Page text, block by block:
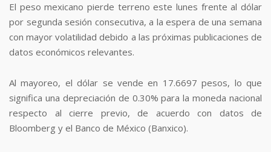
El peso mexicano pierde terreno este lunes frente al dólar
por segunda sesión consecutiva, a la espera de una semana
con mayor volatilidad debido a las próximas publicaciones de
datos económicos relevantes.
Al mayoreo, el dólar se vende en 17.6697 pesos, lo que
significa una depreciación de 0.30% para la moneda nacional
respecto al cierre previo, de acuerdo con datos de
Bloomberg y el Banco de México (Banxico).